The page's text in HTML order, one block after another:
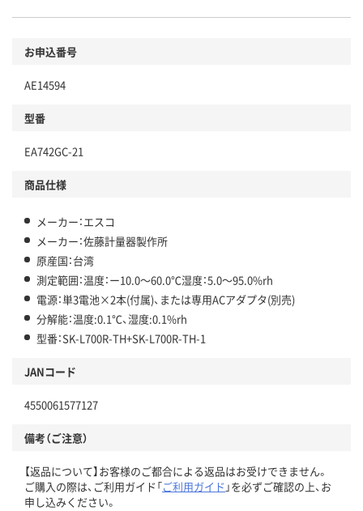
お申込番号
AE14594
型番
EA742GC-21
商品仕様
メーカー：エスコ
メーカー：佐藤計量器製作所
原産国：台湾
測定範囲：温度：ー10.0～60.0℃湿度：5.0～95.0%rh
電源：単3電池×2本(付属)、または専用ACアダプタ(別売)
分解能：温度:0.1℃、湿度:0.1%rh
型番：SK-L700R-TH+SK-L700R-TH-1
JANコード
4550061577127
備考（ご注意）
【返品について】お客様のご都合による返品はお受けできません。
ご購入の際は、ご利用ガイド「ご利用ガイド 」を必ずご確認の上、お
申し込みください。